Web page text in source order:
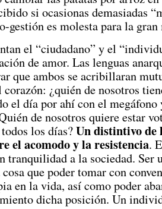
si ocasionas demasiadas
gestión es molesta para la gran
el “ciudadano” y el
de amor. Las lenguas
que ambos se acribillaran
¿quién de nosotros
el día por ahí con el
de nosotros quiere estar
los días?Un distintivo de
el acomodo y la resistencia.
tranquilidad a la sociedad. Ser
que poder tomar con
en la vida, así como poder
dicha posición. Un